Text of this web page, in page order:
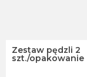
Zestaw pędzli 2
szt./opakowanie